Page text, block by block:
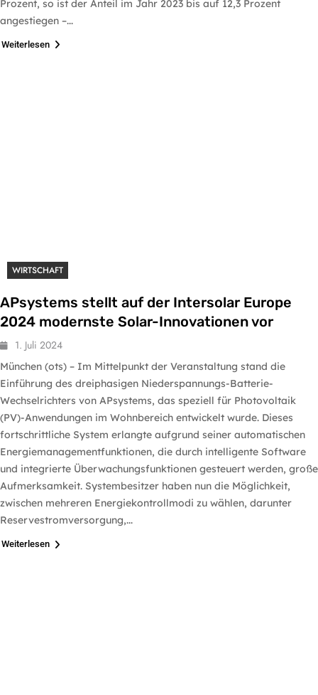
Prozent, so ist der Anteil im Jahr 2023 bis auf 12,3 Prozent
angestiegen –...
Weiterlesen
WIRTSCHAFT
APsystems stellt auf der Intersolar Europe
2024 modernste Solar-Innovationen vor
1. Juli 2024
München (ots) – Im Mittelpunkt der Veranstaltung stand die
Einführung des dreiphasigen Niederspannungs-Batterie-
Wechselrichters von APsystems, das speziell für Photovoltaik
(PV)-Anwendungen im Wohnbereich entwickelt wurde. Dieses
fortschrittliche System erlangte aufgrund seiner automatischen
Energiemanagementfunktionen, die durch intelligente Software
und integrierte Überwachungsfunktionen gesteuert werden, große
Aufmerksamkeit. Systembesitzer haben nun die Möglichkeit,
zwischen mehreren Energiekontrollmodi zu wählen, darunter
Reservestromversorgung,...
Weiterlesen